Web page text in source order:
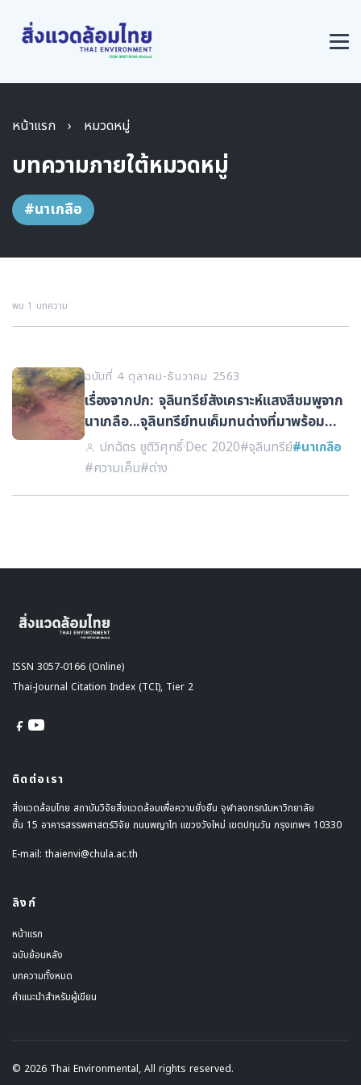
หน้าแรก › หมวดหมู่
บทความภายใต้หมวดหมู่
#นาเกลือ
พบ 1 บทความ
ฉบับที่ 4 ตุลาคม-ธันวาคม 2563
เรื่องจากปก: จุลินทรีย์สังเคราะห์แสงสีชมพูจาก
นาเกลือ...จุลินทรีย์ทนเค็มทนด่างที่มาพร้อม
ความสามารถอันหลากหลาย
ปกฉัตร ชูติวิศุทธิ์·Dec 2020#จุลินทรีย์#นาเกลือ
#ความเค็ม#ด่าง
ISSN 3057-0166 (Online)
Thai-Journal Citation Index (TCI), Tier 2
ติดต่อเรา
สิ่งแวดล้อมไทย สถาบันวิจัยสิ่งแวดล้อมเพื่อความยั่งยืน จุฬาลงกรณ์มหาวิทยาลัย
ชั้น 15 อาคารสรรพศาสตร์วิจัย ถนนพญาไท แขวงวังใหม่ เขตปทุมวัน กรุงเทพฯ 10330
E-mail: thaienvi@chula.ac.th
ลิงก์
หน้าแรก
ฉบับย้อนหลัง
บทความทั้งหมด
คำแนะนำสำหรับผู้เขียน
© 2026 Thai Environmental, All rights reserved.